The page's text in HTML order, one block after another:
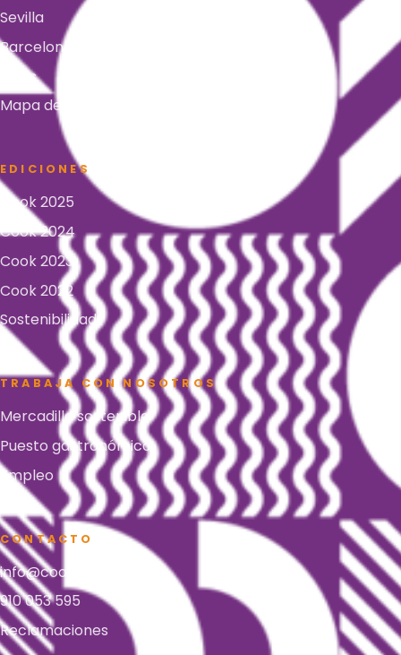
Sevilla
Barcelona
FAQs
Mapa del recinto
EDICIONES
Cook 2025
Cook 2024
Cook 2023
Cook 2022
Sostenibilidad
TRABAJA CON NOSOTROS
Mercadillo sostenible
Puesto gastronómico
Empleo
CONTACTO
info@cookmusicfest.es
910 053 595
Reclamaciones